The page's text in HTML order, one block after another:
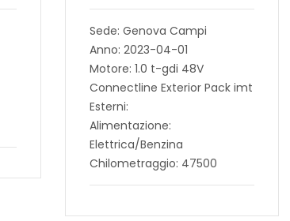
Sede: Genova Campi
Anno: 2023-04-01
Motore: 1.0 t-gdi 48V
Connectline Exterior Pack imt
Esterni:
Alimentazione:
Elettrica/Benzina
Chilometraggio: 47500